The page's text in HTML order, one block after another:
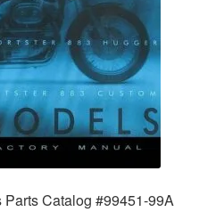
Catalog #99451-99A